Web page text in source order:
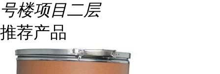
号楼项目二层
推荐产品